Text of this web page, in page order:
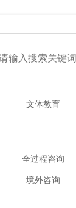
文体教育
全过程咨询
境外咨询